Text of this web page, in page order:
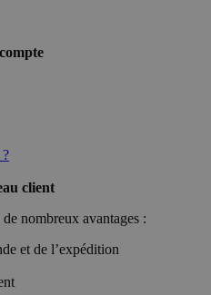
client
nombreux avantages :
et de l’expédition